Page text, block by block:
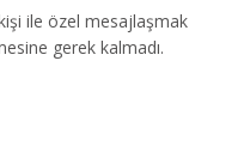
ile özel mesajlaşmak
gerek kalmadı.